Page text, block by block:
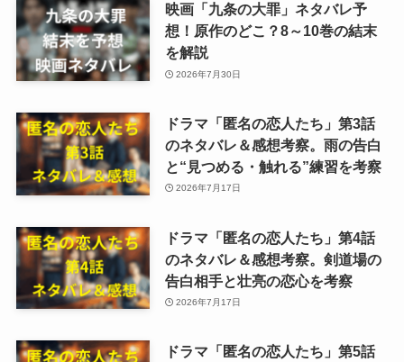
映画「九条の大罪」ネタバレ予
想！原作のどこ？8～10巻の結末
を解説
2026年7月30日
ドラマ「匿名の恋人たち」第3話
のネタバレ＆感想考察。雨の告白
と“見つめる・触れる”練習を考察
2026年7月17日
ドラマ「匿名の恋人たち」第4話
のネタバレ＆感想考察。剣道場の
告白相手と壮亮の恋心を考察
2026年7月17日
ドラマ「匿名の恋人たち」第5話